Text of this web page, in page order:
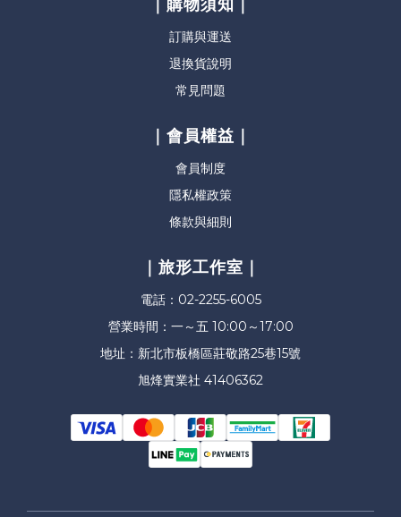
｜購物須知｜
訂購與運送
退換貨說明
常見問題
｜會員權益｜
會員制度
隱私權政策
條款與細則
｜旅形工作室｜
電話：02-2255-6005
營業時間：一～五 10:00～17:00
地址：新北市板橋區莊敬路25巷15號
旭烽實業社 41406362